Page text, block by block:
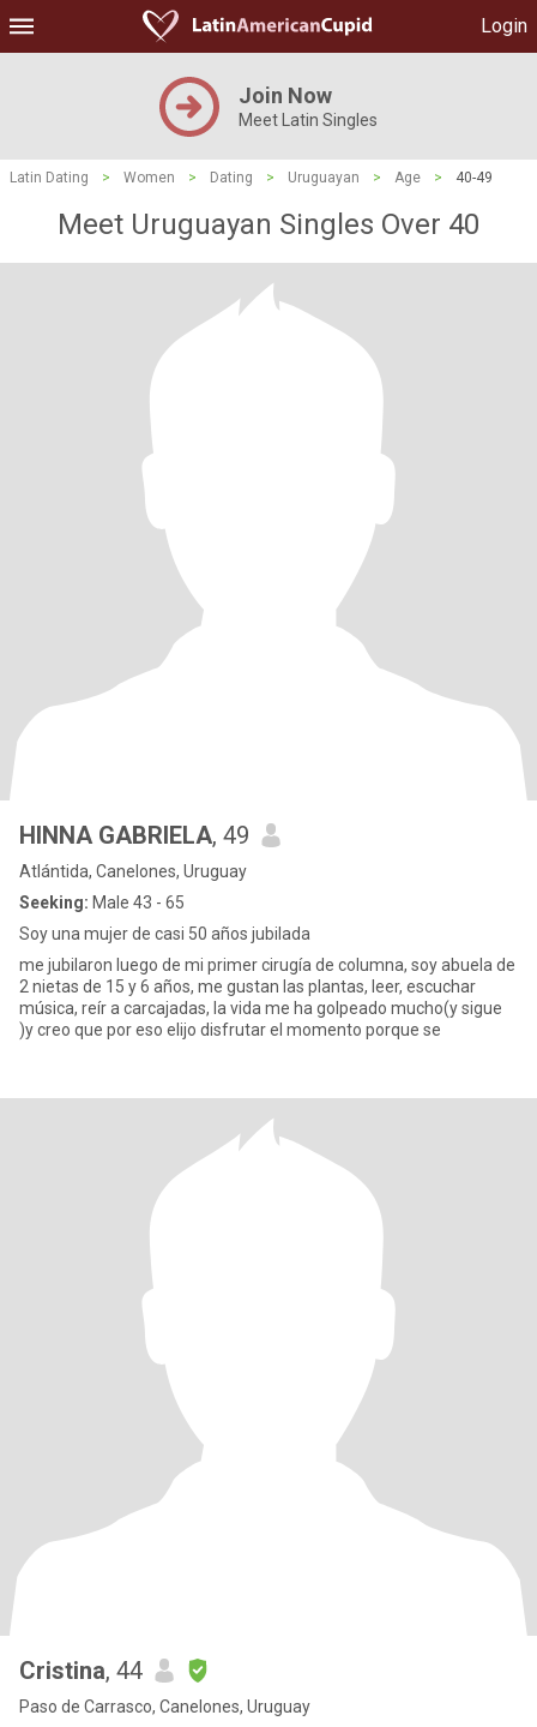
Login
Join Now
Meet Latin Singles
Latin Dating > Women > Dating > Uruguayan > Age > 40-49
Meet Uruguayan Singles Over 40
HINNA GABRIELA, 49
Atlántida, Canelones, Uruguay
Seeking: Male 43 - 65
Soy una mujer de casi 50 años jubilada
me jubilaron luego de mi primer cirugía de columna, soy abuela de
2 nietas de 15 y 6 años, me gustan las plantas, leer, escuchar
música, reír a carcajadas, la vida me ha golpeado mucho(y sigue
)y creo que por eso elijo disfrutar el momento porque se
Cristina, 44
Paso de Carrasco, Canelones, Uruguay